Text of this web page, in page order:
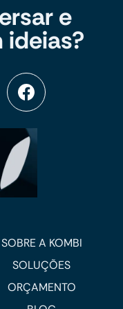
e
SOBRE A KOMBI
SOLUÇÕES
ORÇAMENTO